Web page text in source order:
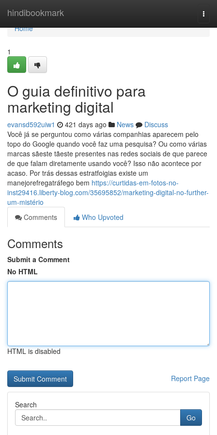
hindibookmark
Home
Home
1
O guia definitivo para
marketing digital
evansd592uiw1 421 days ago News
Discuss
Você já se perguntou como várias companhias aparecem pelo
topo do Google quando você faz uma pesquisa? Ou como várias
marcas sãeste tãeste presentes nas redes sociais de que parece
de que falam diretamente usando você? Isso não acontece por
acaso. Por trás dessas estratfoigias existe um
manejorefregatráfego bem https://curtidas-em-fotos-no-
inst29416.liberty-blog.com/35695852/marketing-digital-no-further-
um-mistério
Comments
Who Upvoted
Comments
Submit a Comment
No HTML
HTML is disabled
Report Page
Search
Go